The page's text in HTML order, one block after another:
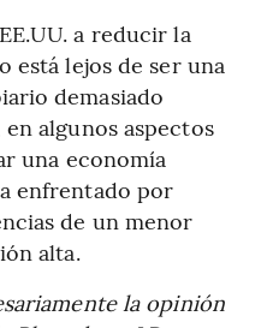
a reducir la
está lejos de ser una
demasiado
algunos aspectos
una economía
enfrentado por
de un menor
alta.
la opinión